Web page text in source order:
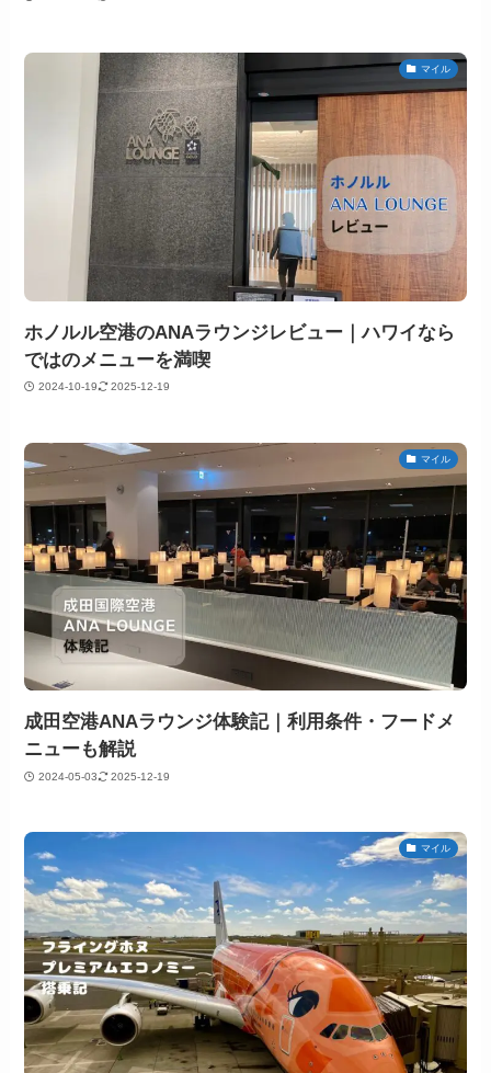
マイル
ホノルル空港のANAラウンジレビュー｜ハワイなら
ではのメニューを満喫
2024-10-19 2025-12-19
マイル
成田空港ANAラウンジ体験記｜利用条件・フードメ
ニューも解説
2024-05-03 2025-12-19
マイル